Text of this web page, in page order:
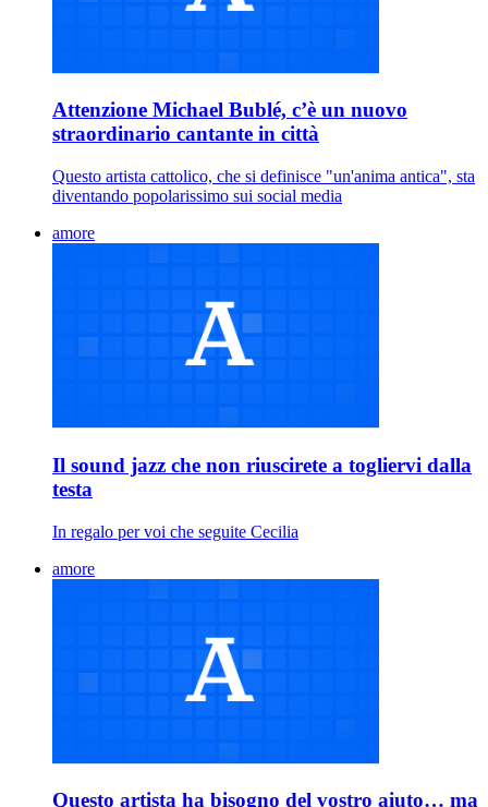
Attenzione Michael Bublé, c’è un nuovo
straordinario cantante in città
Questo artista cattolico, che si definisce "un'anima antica", sta
diventando popolarissimo sui social media
amore
Il sound jazz che non riuscirete a togliervi dalla
testa
In regalo per voi che seguite Cecilia
amore
Questo artista ha bisogno del vostro aiuto… ma